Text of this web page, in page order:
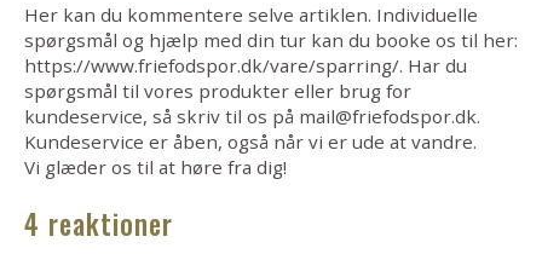
Her kan du kommentere selve artiklen. Individuelle
spørgsmål og hjælp med din tur kan du booke os til her:
https://www.friefodspor.dk/vare/sparring/. Har du
spørgsmål til vores produkter eller brug for
kundeservice, så skriv til os på mail@friefodspor.dk.
Kundeservice er åben, også når vi er ude at vandre.
Vi glæder os til at høre fra dig!
4 reaktioner